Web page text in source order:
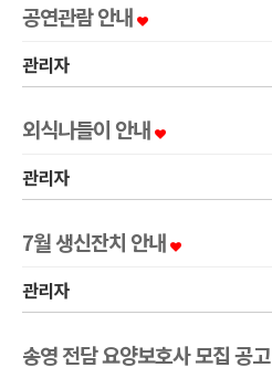
공연관람 안내
관리자
외식나들이 안내
관리자
7월 생신잔치 안내
관리자
송영 전담 요양보호사 모집 공고